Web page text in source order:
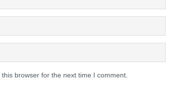
browser for the next time I comment.